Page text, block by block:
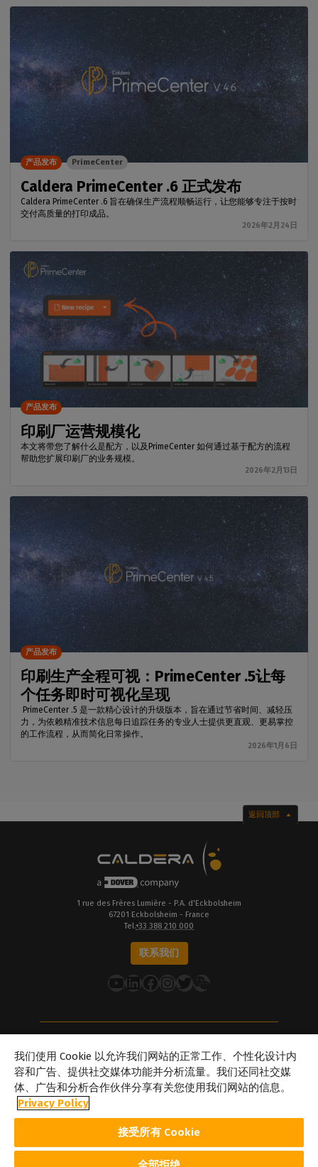
Caldera PrimeCenter .6 正式发布
Caldera PrimeCenter .6 旨在确保生产流程顺畅运行，让您能够专注于按时
交付高质量的打印成品。
2026年2月24日
产品发布 PrimeCenter
印刷厂运营规模化
本文将带您了解什么是配方，以及PrimeCenter 如何通过基于配方的流程
帮助您扩展印刷厂的业务规模。
2026年2月13日
产品发布
印刷生产全程可视：PrimeCenter .5让每
个任务即时可视化呈现
PrimeCenter .5 是一款精心设计的升级版本，旨在通过节省时间、减轻压
力，为依赖精准技术信息每日追踪任务的专业人士提供更直观、更易掌控
的工作流程，从而简化日常操作。
2026年1月6日
产品发布
返回顶部
1 rue des Frères Lumière - P.A. d'Eckbolsheim
67201 Eckbolsheim - France
Tel.+33 388 210 000
联系我们
YouTube
LinkedIn
在 Facebook 上Instagram
推特
关于Caldera
我们的地点
关于Dover
合作伙伴
及品牌名称均为其各自所有者的财产。此处展示的所有图像和照片版
权归其各自所有者所有。Caldera 在不事先通知的情况下修改本网站
我们使用 Cookie 以允许我们网站的正常工作、个性化设计内
容和广告、提供社交媒体功能并分析流量。我们还同社交媒
体、广告和分析合作伙伴分享有关您使用我们网站的信息。
Privacy Policy
接受所有 Cookie